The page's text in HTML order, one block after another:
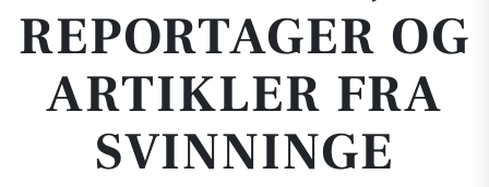
REPORTAGER OG
ARTIKLER FRA
SVINNINGE